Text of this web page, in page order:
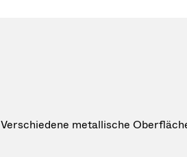
Verschiedene metallische